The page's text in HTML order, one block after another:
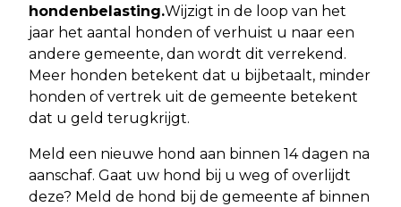
hondenbelasting.Wijzigt in de loop van het
jaar het aantal honden of verhuist u naar een
andere gemeente, dan wordt dit verrekend.
Meer honden betekent dat u bijbetaalt, minder
honden of vertrek uit de gemeente betekent
dat u geld terugkrijgt.
Meld een nieuwe hond aan binnen 14 dagen na
aanschaf. Gaat uw hond bij u weg of overlijdt
deze? Meld de hond bij de gemeente af binnen